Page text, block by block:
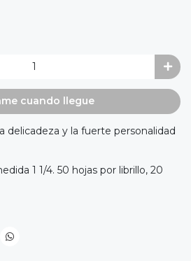
cuando llegue
delicadeza y la fuerte personalidad
1 1/4. 50 hojas por librillo, 20